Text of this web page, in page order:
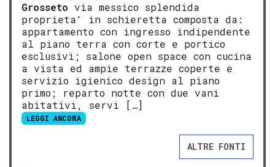
Grosseto via messico splendida
proprieta' in schieretta composta da:
appartamento con ingresso indipendente
al piano terra con corte e portico
esclusivi; salone open space con cucina
a vista ed ampie terrazze coperte e
servizio igienico design al piano
primo; reparto notte con due vani
abitativi, servi […]
LEGGI ANCORA
ALTRE FONTI